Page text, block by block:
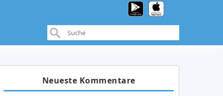
Neueste Kommentare